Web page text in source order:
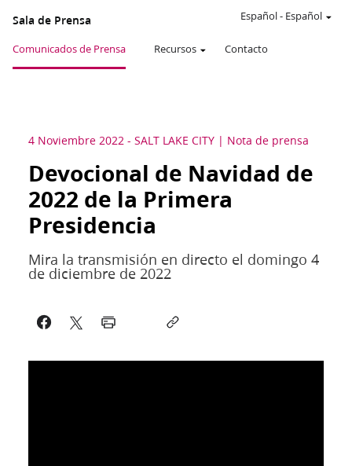
Sala de Prensa
Comunicados de Prensa Recursos Contacto
Español- Español
4 Noviembre 2022 - SALT LAKE CITY Nota de prensa
Devocional de Navidad de
2022 de la Primera
Presidencia
Mira la transmisión en directo el domingo 4
de diciembre de 2022